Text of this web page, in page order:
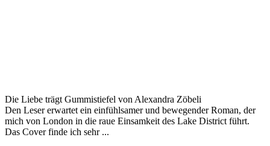
Die Liebe trägt Gummistiefel von Alexandra Zöbeli
Den Leser erwartet ein einfühlsamer und bewegender Roman, der
mich von London in die raue Einsamkeit des Lake District führt.
Das Cover finde ich sehr ...